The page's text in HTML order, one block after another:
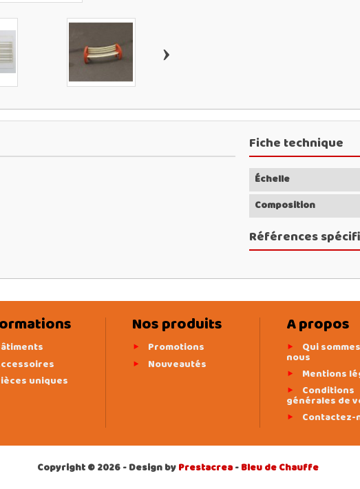
›
Fiche technique
Échelle
Composition
Références
uniques
Nos produits
Promotions
Nouveautés
A propos
Qui
nous
Mentions
Conditions
générales de
Contactez-
Copyright © 2026 - Design byPrestacrea-Bleu de Chauffe